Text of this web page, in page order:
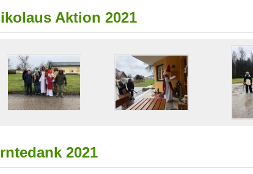
Aktion 2021
2021